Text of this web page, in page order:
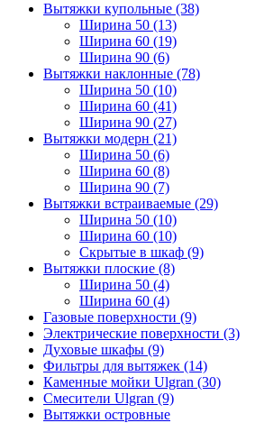
Вытяжки купольные (38)
Ширина 50 (13)
Ширина 60 (19)
Ширина 90 (6)
Вытяжки наклонные (78)
Ширина 50 (10)
Ширина 60 (41)
Ширина 90 (27)
Вытяжки модерн (21)
Ширина 50 (6)
Ширина 60 (8)
Ширина 90 (7)
Вытяжки встраиваемые (29)
Ширина 50 (10)
Ширина 60 (10)
Скрытые в шкаф (9)
Вытяжки плоские (8)
Ширина 50 (4)
Ширина 60 (4)
Газовые поверхности (9)
Электрические поверхности (3)
Духовые шкафы (9)
Фильтры для вытяжек (14)
Каменные мойки Ulgran (30)
Смесители Ulgran (9)
Вытяжки островные